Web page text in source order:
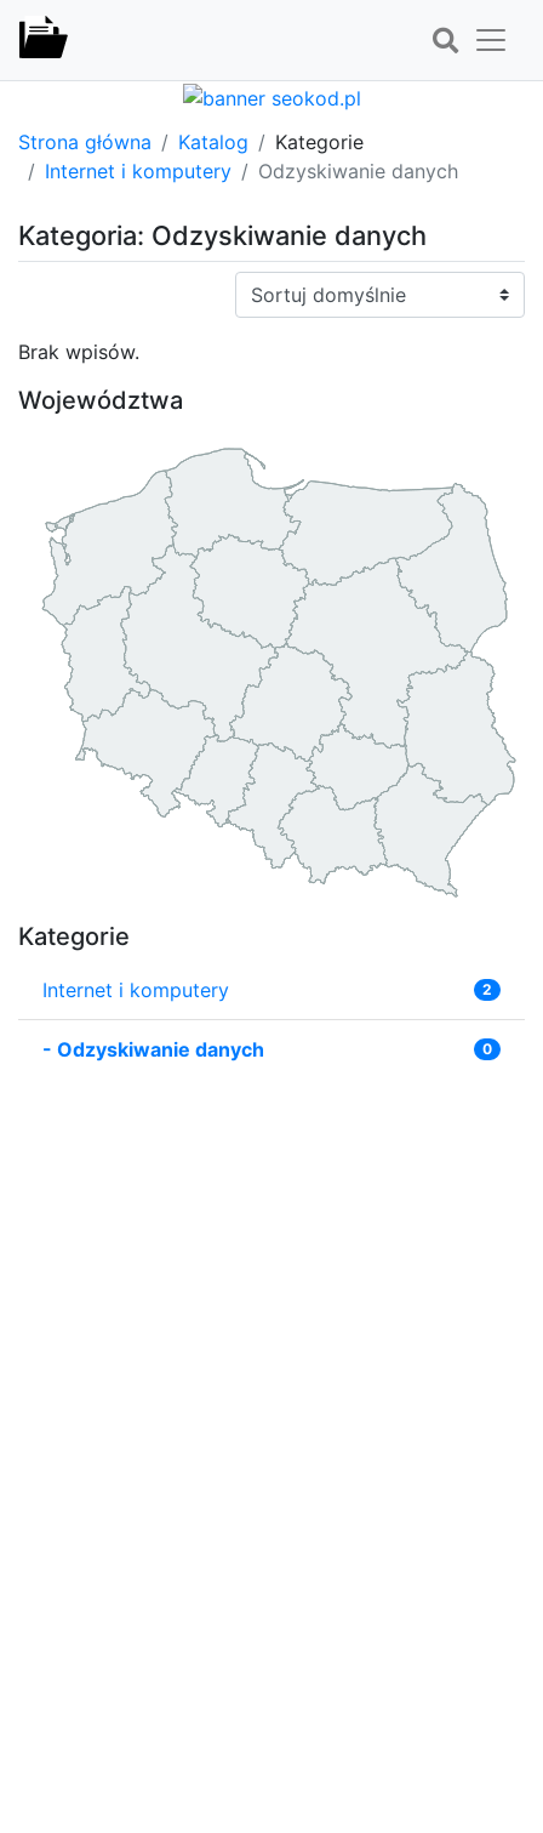
Strona główna Katalog
Kategorie
Internet i komputery
Odzyskiwanie danych
Kategoria: Odzyskiwanie danych
Sortuj:
Brak wpisów.
Województwa
Kategorie
Internet i komputery 2
- Odzyskiwanie danych 0